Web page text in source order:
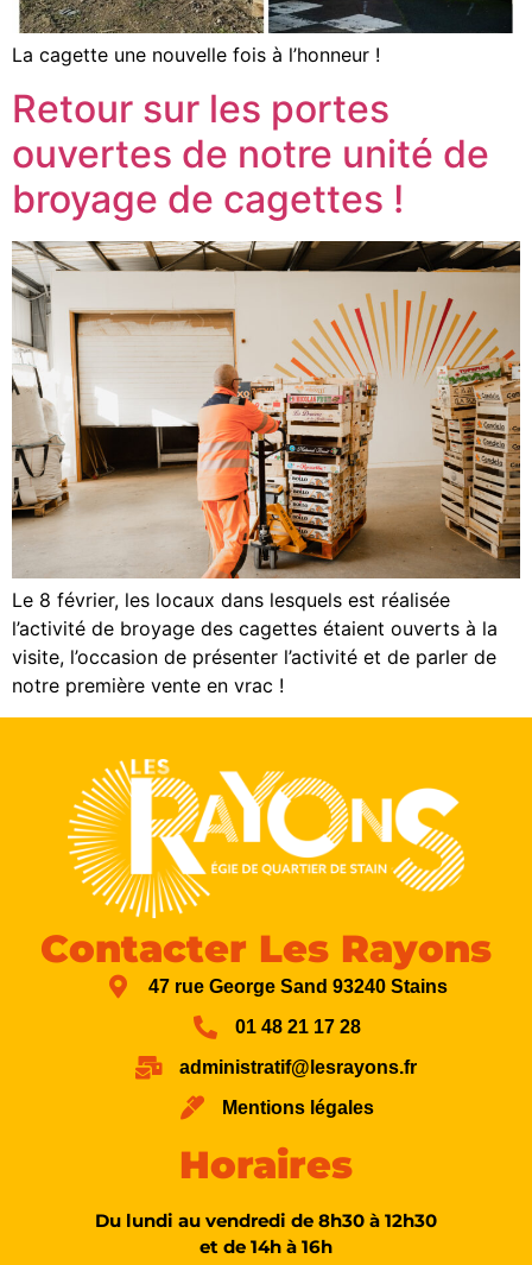
La cagette une nouvelle fois à l’honneur !
Retour sur les portes
ouvertes de notre unité de
broyage de cagettes !
Le 8 février, les locaux dans lesquels est réalisée
l’activité de broyage des cagettes étaient ouverts à la
visite, l’occasion de présenter l’activité et de parler de
notre première vente en vrac !
Contacter Les Rayons
47 rue George Sand 93240 Stains
01 48 21 17 28
administratif@lesrayons.fr
Mentions légales
Horaires
Du lundi au vendredi de 8h30 à 12h30
et de 14h à 16h